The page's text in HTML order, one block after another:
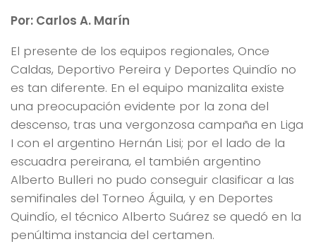
Por: Carlos A. Marín
El presente de los equipos regionales, Once
Caldas, Deportivo Pereira y Deportes Quindío no
es tan diferente. En el equipo manizalita existe
una preocupación evidente por la zona del
descenso, tras una vergonzosa campaña en Liga
I con el argentino Hernán Lisi; por el lado de la
escuadra pereirana, el también argentino
Alberto Bulleri no pudo conseguir clasificar a las
semifinales del Torneo Águila, y en Deportes
Quindío, el técnico Alberto Suárez se quedó en la
penúltima instancia del certamen.